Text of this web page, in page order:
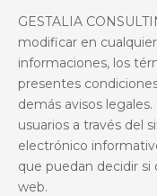
GESTALIA
modificar en
informaciones, los
presentes
demás avisos legales.
usuarios a través del
electrónico
que puedan decidir
web.